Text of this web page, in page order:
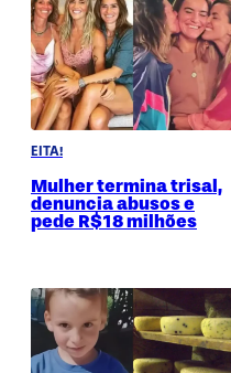
EITA!
Mulher termina trisal,
denuncia abusos e
pede R$18 milhões